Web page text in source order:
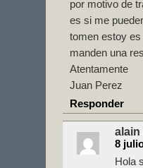
por motivo de
es si me
tomen estoy
manden una
Atentamente
Juan Perez
Responder
alain
8
Hola